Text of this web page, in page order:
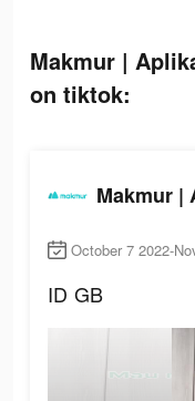
Makmur |
on tiktok:
October 7 2022-
ID GB